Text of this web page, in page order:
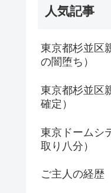
人気記事
東京都杉並区
の闇堕ち）
東京都杉並区
確定）
東京ドームシ
取り八分）
ご主人の経歴